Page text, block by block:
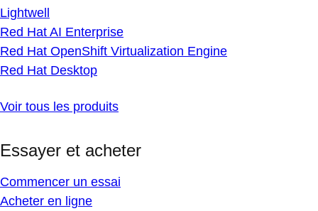
Lightwell
Red Hat AI Enterprise
Red Hat OpenShift Virtualization Engine
Red Hat Desktop
Voir tous les produits
Essayer et acheter
Commencer un essai
Acheter en ligne